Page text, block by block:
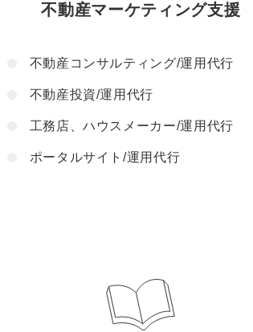
不動産マーケティング支援
不動産コンサルティング/運用代行
不動産投資/運用代行
工務店、ハウスメーカー/運用代行
ポータルサイト/運用代行